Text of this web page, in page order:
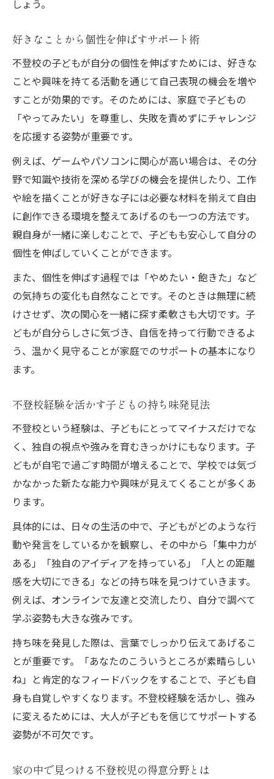
しょう。
好きなことから個性を伸ばすサポート術
不登校の子どもが自分の個性を伸ばすためには、好きな
ことや興味を持てる活動を通じて自己表現の機会を増や
すことが効果的です。そのためには、家庭で子どもの
「やってみたい」を尊重し、失敗を責めずにチャレンジ
を応援する姿勢が重要です。
例えば、ゲームやパソコンに関心が高い場合は、その分
野で知識や技術を深める学びの機会を提供したり、工作
や絵を描くことが好きな子には必要な材料を揃えて自由
に創作できる環境を整えてあげるのも一つの方法です。
親自身が一緒に楽しむことで、子どもも安心して自分の
個性を伸ばしていくことができます。
また、個性を伸ばす過程では「やめたい・飽きた」など
の気持ちの変化も自然なことです。そのときは無理に続
けさせず、次の関心を一緒に探す柔軟さも大切です。子
どもが自分らしさに気づき、自信を持って行動できるよ
う、温かく見守ることが家庭でのサポートの基本になり
ます。
不登校経験を活かす子どもの持ち味発見法
不登校という経験は、子どもにとってマイナスだけでな
く、独自の視点や強みを育むきっかけにもなります。子
どもが自宅で過ごす時間が増えることで、学校では気づ
かなかった新たな能力や興味が見えてくることが多くあ
ります。
具体的には、日々の生活の中で、子どもがどのような行
動や発言をしているかを観察し、その中から「集中力が
ある」「独自のアイディアを持っている」「人との距離
感を大切にできる」などの持ち味を見つけていきます。
例えば、オンラインで友達と交流したり、自分で調べて
学ぶ姿勢も大きな強みです。
持ち味を発見した際は、言葉でしっかり伝えてあげるこ
とが重要です。「あなたのこういうところが素晴らしい
ね」と肯定的なフィードバックをすることで、子ども自
身も自覚しやすくなります。不登校経験を活かし、強み
に変えるためには、大人が子どもを信じてサポートする
姿勢が不可欠です。
家の中で見つける不登校児の得意分野とは